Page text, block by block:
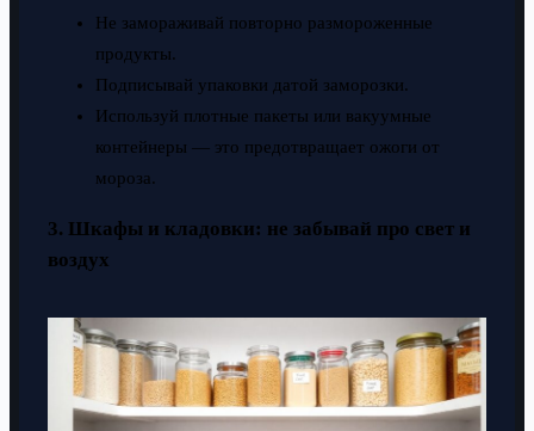
Не замораживай повторно размороженные
продукты.
Подписывай упаковки датой заморозки.
Используй плотные пакеты или вакуумные
контейнеры — это предотвращает ожоги от
мороза.
3. Шкафы и кладовки: не забывай про свет и
воздух